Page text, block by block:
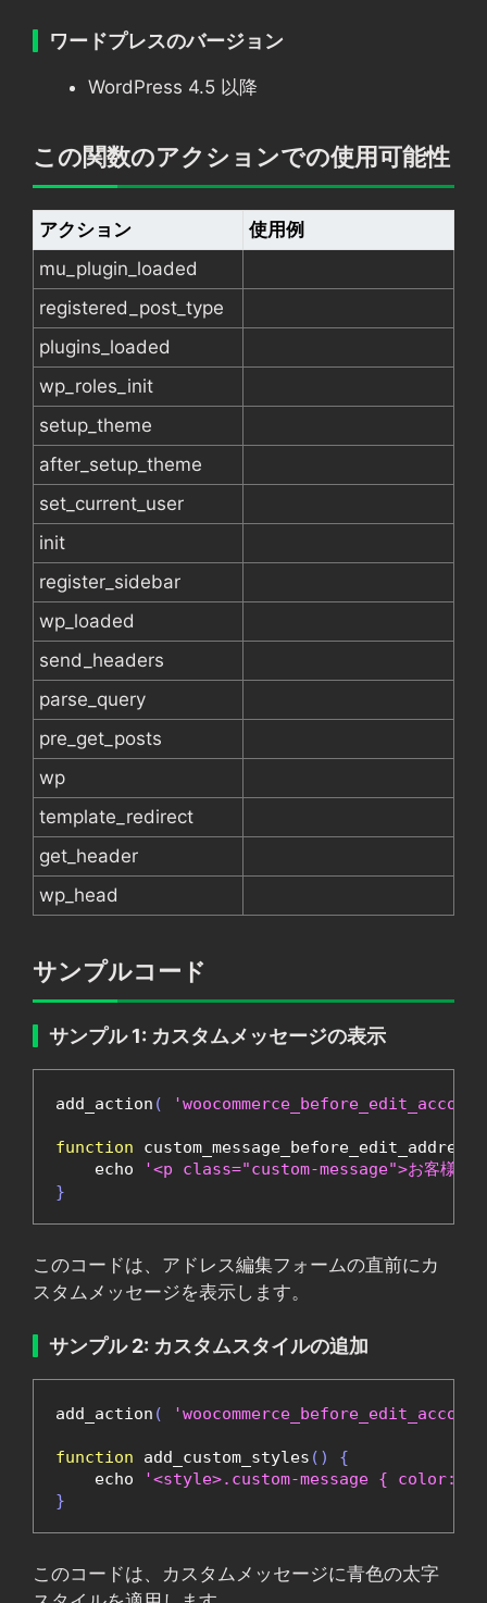
ワードプレスのバージョン
WordPress 4.5 以降
この関数のアクションでの使用可能性
アクション
使用例
mu_plugin_loaded
registered_post_type
plugins_loaded
wp_roles_init
setup_theme
after_setup_theme
set_current_user
init
register_sidebar
wp_loaded
send_headers
parse_query
pre_get_posts
wp
template_redirect
get_header
wp_head
サンプルコード
サンプル 1: カスタムメッセージの表示
add_action (
function custom_message_before_edit_address
    echo
'<p class="custom-message">お客様の住
}
このコードは、アドレス編集フォームの直前にカ
スタムメッセージを表示します。
サンプル 2: カスタムスタイルの追加
add_action (
function add_custom_styles ()
{
    echo
'<style>.custom-message {
}
このコードは、カスタムメッセージに青色の太字